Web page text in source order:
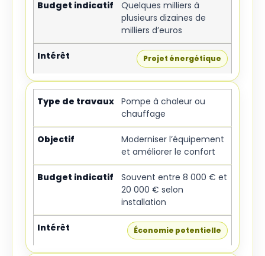
Quelques milliers à
plusieurs dizaines de
milliers d’euros
Projet énergétique
Pompe à chaleur ou
chauffage
Moderniser l’équipement
et améliorer le confort
Souvent entre 8 000 € et
20 000 € selon
installation
Économie potentielle